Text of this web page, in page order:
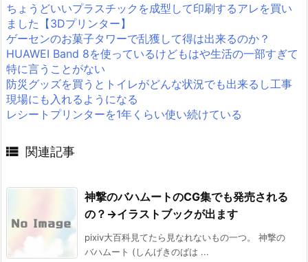
ちょうどいいプラスチックを成型して印刷するアレを買い
ました【3Dプリンター】
ゲーセンのお菓子タワーで乱獲して得は出来るのか？
HUAWEI Band 8を使っているけどもはや生活の一部すぎて
特に言うことがない
防災グッズを買うとトイレがどんな状況でも出来るし工事
現場にも入れるようになる
レシートプリンターを1年くらい使い続けている
 関連記事
神撃のバハムートのCG集でも発売される
の？→イラストブックが出ます
pixiv大百科見てたら見なれないもの一つ。 神撃の
バハムート (しんげきのばは ...